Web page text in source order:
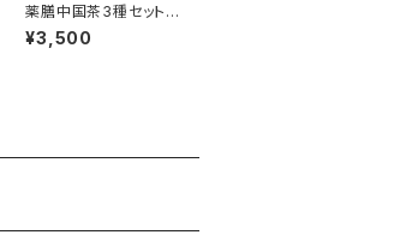
薬膳中国茶3種セット｜
烏龍茶・プーアル茶・キ
ーマン紅茶 飲み比べギ
¥3,500